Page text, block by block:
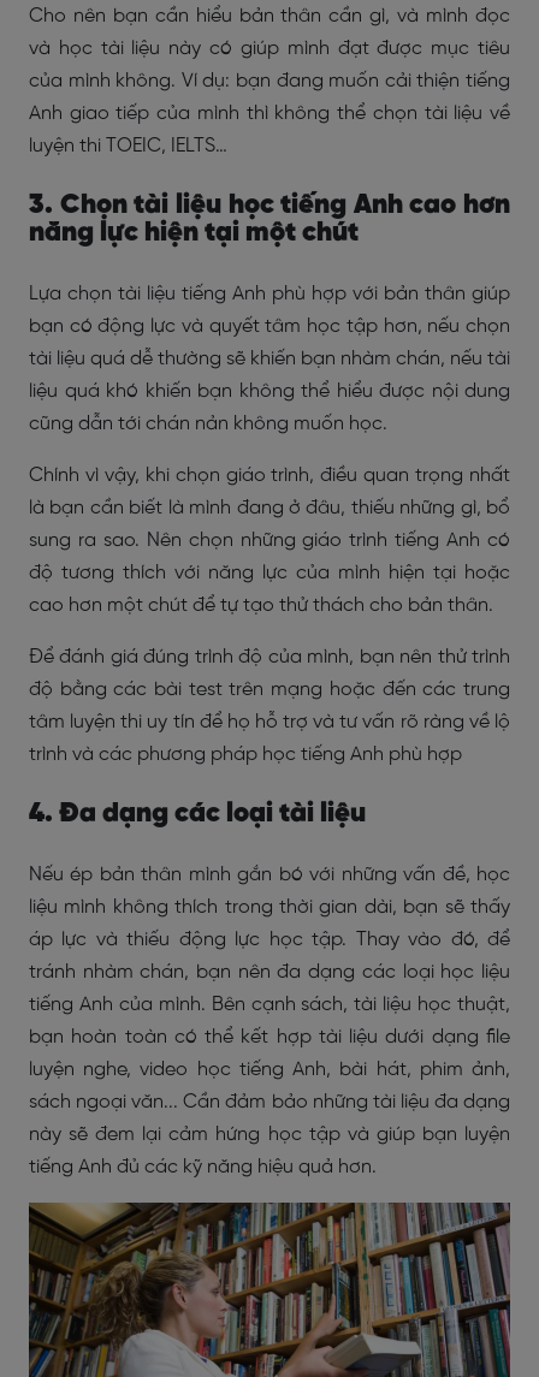
Cho nên bạn cần hiểu bản thân cần gì, và mình đọc
và học tài liệu này có giúp mình đạt được mục tiêu
của mình không. Ví dụ: bạn đang muốn cải thiện tiếng
Anh giao tiếp của mình thì không thể chọn tài liệu về
luyện thi TOEIC, IELTS…
3. Chọn tài liệu học tiếng Anh cao hơn
năng lực hiện tại một chút
Lựa chọn tài liệu tiếng Anh phù hợp với bản thân giúp
bạn có động lực và quyết tâm học tập hơn, nếu chọn
tài liệu quá dễ thường sẽ khiến bạn nhàm chán, nếu tài
liệu quá khó khiến bạn không thể hiểu được nội dung
cũng dẫn tới chán nản không muốn học.
Chính vì vậy, khi chọn giáo trình, điều quan trọng nhất
là bạn cần biết là mình đang ở đâu, thiếu những gì, bổ
sung ra sao. Nên chọn những giáo trình tiếng Anh có
độ tương thích với năng lực của mình hiện tại hoặc
cao hơn một chút để tự tạo thử thách cho bản thân.
Để đánh giá đúng trình độ của mình, bạn nên thử trình
độ bằng các bài test trên mạng hoặc đến các trung
tâm luyện thi uy tín để họ hỗ trợ và tư vấn rõ ràng về lộ
trình và các phương pháp học tiếng Anh phù hợp
4. Đa dạng các loại tài liệu
Nếu ép bản thân mình gắn bó với những vấn đề, học
liệu mình không thích trong thời gian dài, bạn sẽ thấy
áp lực và thiếu động lực học tập. Thay vào đó, để
tránh nhàm chán, bạn nên đa dạng các loại học liệu
tiếng Anh của mình. Bên cạnh sách, tài liệu học thuật,
bạn hoàn toàn có thể kết hợp tài liệu dưới dạng file
luyện nghe, video học tiếng Anh, bài hát, phim ảnh,
sách ngoại văn... Cần đảm bảo những tài liệu đa dạng
này sẽ đem lại cảm hứng học tập và giúp bạn luyện
tiếng Anh đủ các kỹ năng hiệu quả hơn.